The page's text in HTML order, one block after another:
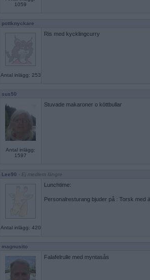
1059
pottknyckare
Antal inlägg: 253
Ris med kycklingcurry
sus50
Antal inlägg:
1597
Stuvade makaroner o köttbullar
Lee90 - Ej medlem längre
Antal inlägg: 420
Lunchtime:
Personalresturang bjuder på : Torsk med
magnusito
Falafelrulle med myntasås